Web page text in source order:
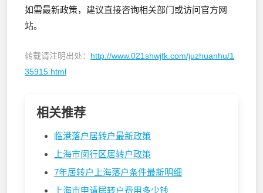
如需最新政策，建议直接咨询相关部门或访问官方网
站。
转载请注明出处： http://www.021shwjfk.com/juzhuanhu/1
35915.html
相关推荐
临港落户居转户最新政策
上海市闵行区居转户政策
7年居转户上海落户条件最新明细
上海市申请居转户费用多少钱